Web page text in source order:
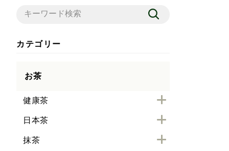
カテゴリー
お茶
健康茶
日本茶
抹茶